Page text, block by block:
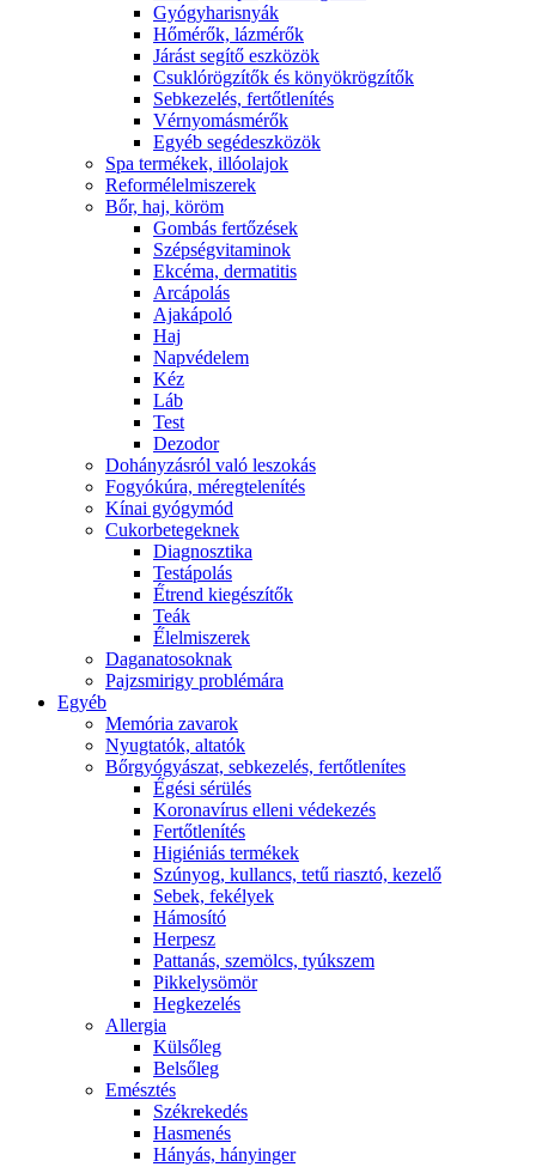
Gyógyharisnyák
Hőmérők, lázmérők
Járást segítő eszközök
Csuklórögzítők és könyökrögzítők
Sebkezelés, fertőtlenítés
Vérnyomásmérők
Egyéb segédeszközök
Spa termékek, illóolajok
Reformélelmiszerek
Bőr, haj, köröm
Gombás fertőzések
Szépségvitaminok
Ekcéma, dermatitis
Arcápolás
Ajakápoló
Haj
Napvédelem
Kéz
Láb
Test
Dezodor
Dohányzásról való leszokás
Fogyókúra, méregtelenítés
Kínai gyógymód
Cukorbetegeknek
Diagnosztika
Testápolás
É́trend kiegészítők
Teák
É́lelmiszerek
Daganatosoknak
Pajzsmirigy problémára
Egyéb
Memória zavarok
Nyugtatók, altatók
Bőrgyógyászat, sebkezelés, fertőtlenítes
É́gési sérülés
Koronavírus elleni védekezés
Fertőtlenítés
Higiéniás termékek
Szúnyog, kullancs, tetű riasztó, kezelő
Sebek, fekélyek
Hámosító
Herpesz
Pattanás, szemölcs, tyúkszem
Pikkelysömör
Hegkezelés
Allergia
Külsőleg
Belsőleg
Emésztés
Székrekedés
Hasmenés
Hányás, hányinger